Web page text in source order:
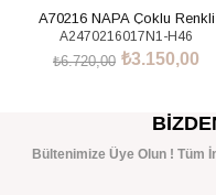
A70216 NAPA Çoklu Renkli
A2470216017N1-H46
₺3.150,00
₺6.720,00
Bültenimize Üye Olun ! Tüm